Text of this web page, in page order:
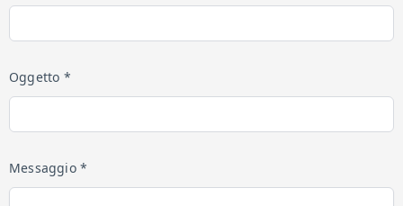
Oggetto *
Messaggio *